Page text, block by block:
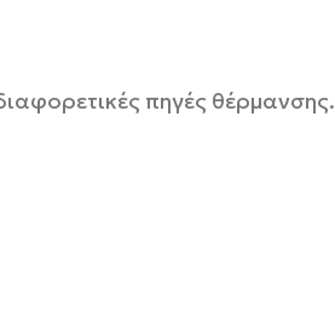
πηγές θέρμανσης.